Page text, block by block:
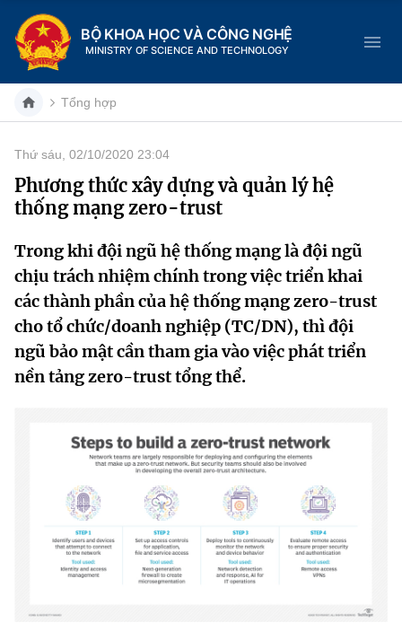
BỘ KHOA HỌC VÀ CÔNG NGHỆ
MINISTRY OF SCIENCE AND TECHNOLOGY
Danh mục
Trang chủ
Giới thiệu
Chức năng nhiệm vụ
Cơ cấu tổ chức
Lịch sử phát triển
Tin tức sự kiện
Khoa học và Công nghệ
Đổi mới sáng tạo
Bưu chính, Viễn thông
Sở hữu trí tuệ
Tiêu chuẩn, đo lường, chất lượng
Dịch vụ công
Hệ thống văn bản
Văn bản chỉ đạo điều hành
Lấy ý kiến người dân về dự thảo VBQPPL
THỐNG KÊ
Khoa học và Công nghệ
Đổi mới sáng tạo
Multimedia
THƯ ĐIỆN TỬ
Videos
Tổng hợp
Thứ sáu, 02/10/2020 23:04
Phương thức xây dựng và quản lý hệ
thống mạng zero-trust
Trong khi đội ngũ hệ thống mạng là đội ngũ
chịu trách nhiệm chính trong việc triển khai
các thành phần của hệ thống mạng zero-trust
cho tổ chức/doanh nghiệp (TC/DN), thì đội
ngũ bảo mật cần tham gia vào việc phát triển
nền tảng zero-trust tổng thể.